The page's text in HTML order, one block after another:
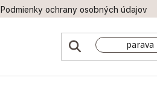
Podmienky ochrany osobných údajov